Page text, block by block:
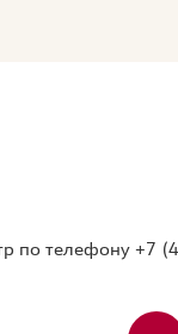
по телефону +7